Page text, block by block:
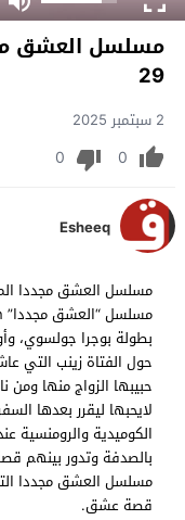
مسلسل العشق
29
2 سبتمبر 2025
0
0
Esheeq
بطولة بوجرا جولسوي،
حول الفتاة زينب التي
حبيبها الزواج منها ومن
لايحبها ليقرر بعدها
الكوميدية والرومنسية
مسلسل العشق مجددا
قصة عشق.